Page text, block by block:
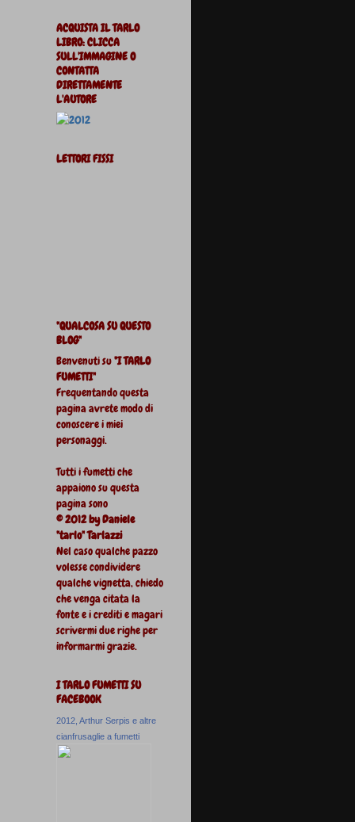
ACQUISTA IL TARLO
LIBRO: CLICCA
SULL'IMMAGINE O
CONTATTA
DIRETTAMENTE
L'AUTORE
LETTORI FISSI
"QUALCOSA SU QUESTO
BLOG"
Benvenuti su"I TARLO
FUMETTI"
Frequentando questa
pagina avrete modo di
conoscere i miei
personaggi.
Tutti i fumetti che
appaiono su questa
pagina sono
© 2012 by Daniele
"tarlo" Tarlazzi
Nel caso qualche pazzo
volesse condividere
qualche vignetta, chiedo
che venga citata la
fonte e i crediti e magari
scrivermi due righe per
informarmi grazie.
I TARLO FUMETTI SU
FACEBOOK
2012, Arthur Serpis e altre
cianfrusaglie a fumetti